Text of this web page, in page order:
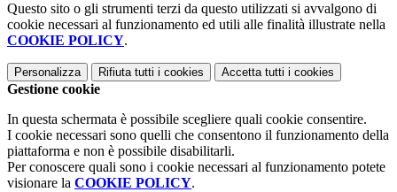
Questo sito o gli strumenti terzi da questo utilizzati si avvalgono di
cookie necessari al funzionamento ed utili alle finalità illustrate nella
COOKIE POLICY.
Personalizza Rifiuta tutti i cookies Accetta tutti i cookies
Gestione cookie
In questa schermata è possibile scegliere quali cookie consentire.
I cookie necessari sono quelli che consentono il funzionamento della
piattaforma e non è possibile disabilitarli.
Per conoscere quali sono i cookie necessari al funzionamento potete
visionare la COOKIE POLICY.